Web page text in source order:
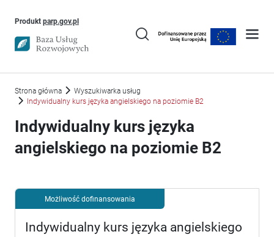
Produkt parp.gov.plUwaga, link otworzy się w nowym oknie
Strona główna
Wyszukiwarka usług
Indywidualny kurs języka angielskiego na poziomie B2
Indywidualny kurs języka
angielskiego na poziomie B2
Możliwość dofinansowania
Indywidualny kurs języka angielskiego